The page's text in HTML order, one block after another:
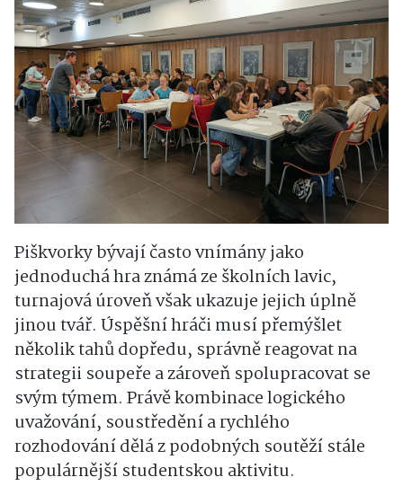
Piškvorky bývají často vnímány jako
jednoduchá hra známá ze školních lavic,
turnajová úroveň však ukazuje jejich úplně
jinou tvář. Úspěšní hráči musí přemýšlet
několik tahů dopředu, správně reagovat na
strategii soupeře a zároveň spolupracovat se
svým týmem. Právě kombinace logického
uvažování, soustředění a rychlého
rozhodování dělá z podobných soutěží stále
populárnější studentskou aktivitu.